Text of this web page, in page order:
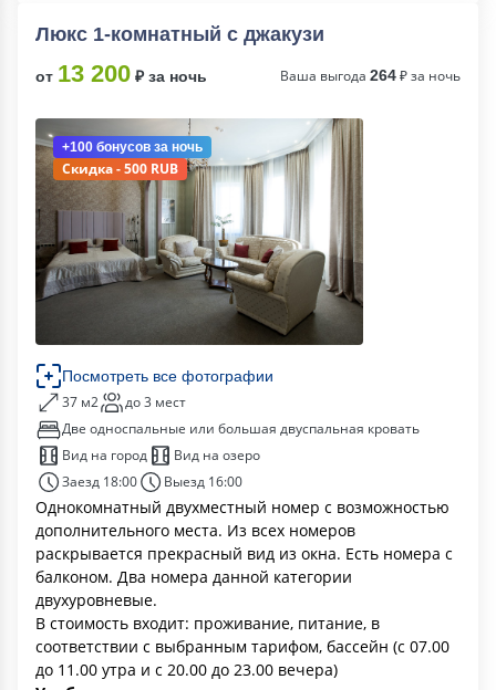
Люкс 1-комнатный с джакузи
от 13 200 ₽ за ночь Ваша выгода 264₽ за ночь
+100 бонусов за ночь
Скидка - 500 RUB
Посмотреть все фотографии
37 м2
до 3 мест
Две односпальные или большая двуспальная кровать
Вид на город
Вид на озеро
Заезд 18:00
Выезд 16:00
Однокомнатный двухместный номер с возможностью
дополнительного места. Из всех номеров
раскрывается прекрасный вид из окна. Есть номера с
балконом. Два номера данной категории
двухуровневые.
В стоимость входит: проживание, питание, в
соответствии с выбранным тарифом, бассейн (с 07.00
до 11.00 утра и с 20.00 до 23.00 вечера)